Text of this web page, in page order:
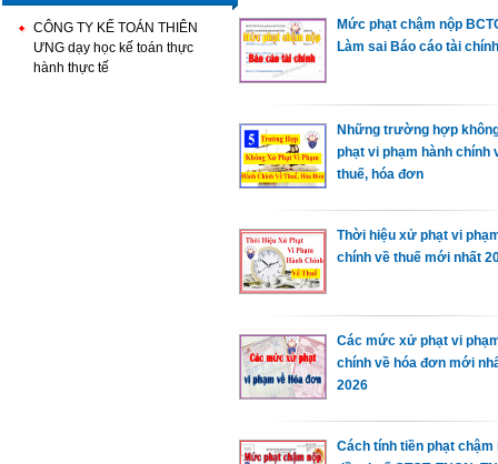
CÔNG TY KẾ TOÁN THIÊN
ƯNG dạy học kế toán thực
hành thực tế
Mức phạt chậm nộp
Làm sai Báo cáo tài chính
Những trường hợp
phạt vi phạm hành chính
thuế, hóa đơn
Thời hiệu xử phạt vi
chính về thuế mới nhất
Các mức xử phạt vi
chính về hóa đơn mới
2026
Cách tính tiền phạt chậm